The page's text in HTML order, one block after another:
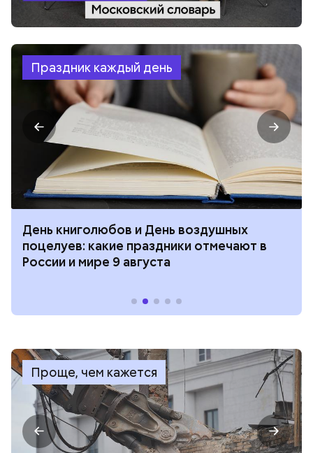
Праздник каждый день
День книголюбов и День воздушных
поцелуев: какие праздники отмечают в
России и мире 9 августа
Проще, чем кажется